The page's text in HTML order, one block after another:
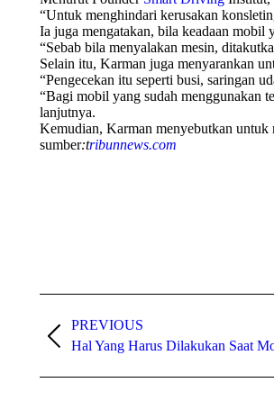
“Untuk menghindari kerusakan
Ia juga mengatakan, bila keadaan mobil
“Sebab bila menyalakan mesin,
Selain itu, Karman juga menyarankan
“Pengecekan itu seperti busi, saringan
“Bagi mobil yang sudah menggunakan
lanjutnya.
Kemudian, Karman menyebutkan untuk
sumber:tribunnews.com
navigation
PREVIOUS
Previous
Hal Yang Harus Dilakukan Saat